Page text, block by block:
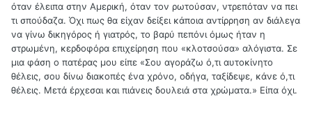
όταν έλειπα στην Αμερική, όταν τον ρωτούσαν, ντρεπόταν να πει
τι σπούδαζα. Όχι πως θα είχαν δείξει κάποια αντίρρηση αν διάλεγα
να γίνω δικηγόρος ή γιατρός, το βαρύ πεπόνι όμως ήταν η
στρωμένη, κερδοφόρα επιχείρηση που «κλοτσούσα» αλόγιστα. Σε
μια φάση ο πατέρας μου είπε «Σου αγοράζω ό,τι αυτοκίνητο
θέλεις, σου δίνω διακοπές ένα χρόνο, οδήγα, ταξίδεψε, κάνε ό,τι
θέλεις. Μετά έρχεσαι και πιάνεις δουλειά στα χρώματα.» Είπα όχι.